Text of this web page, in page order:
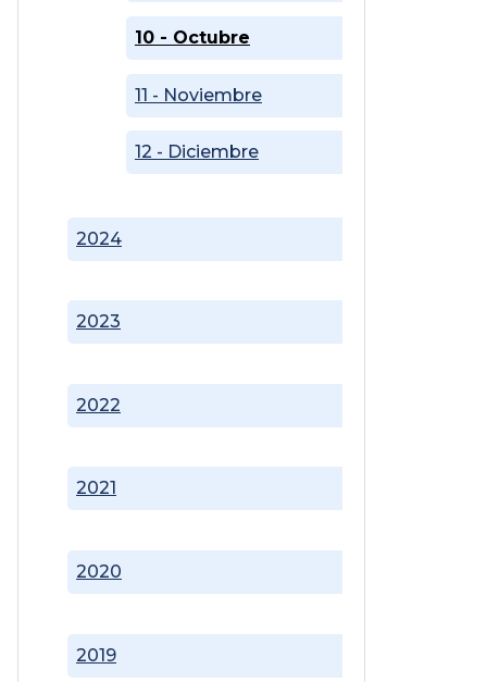
2019
2020
2021
2022
2023
2024
10 - Octubre
11 - Noviembre
12 - Diciembre